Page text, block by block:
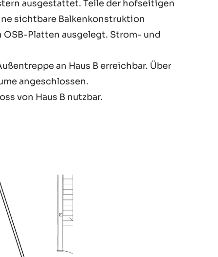
ausgestattet. Teile der hofseitigen
sichtbare Balkenkonstruktion
Platten ausgelegt. Strom- und
an Haus B erreichbar. Über
angeschlossen.
von Haus B nutzbar.